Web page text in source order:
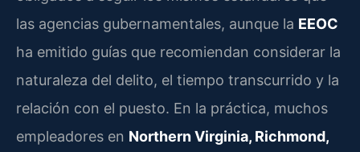
las agencias gubernamentales, aunque la EEOC
ha emitido guías que recomiendan considerar la
naturaleza del delito, el tiempo transcurrido y la
relación con el puesto. En la práctica, muchos
empleadores en Northern Virginia, Richmond,